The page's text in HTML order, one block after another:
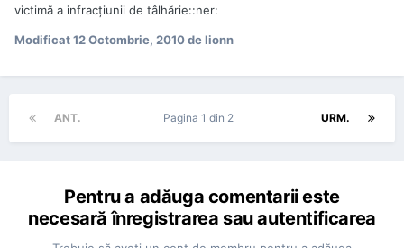
victimă a infracțiunii de tâlhărie::ner:
Modificat12 Octombrie, 2010de lionn
ANT. URM.
Pagina 1 din 2
Pentru a adăuga comentarii este
necesară înregistrarea sau autentificarea